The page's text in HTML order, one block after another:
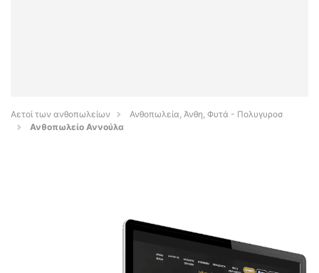
Αετοί των ανθοπωλείων
Ανθοπωλεία, Άνθη, Φυτά - Πολυγυροσ
Ανθοπωλείο Αννούλα